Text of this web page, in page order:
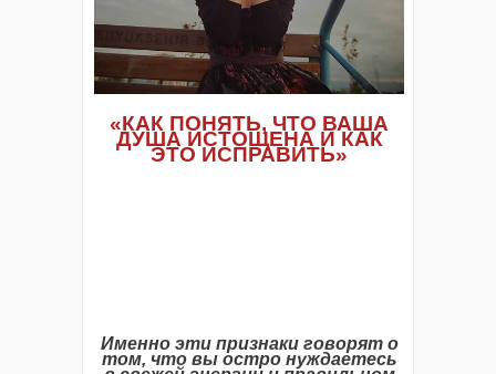
«КАК ПОНЯТЬ, ЧТО ВАША
ДУША ИСТОЩЕНА И КАК
ЭТО ИСПРАВИТЬ»
Именно эти признаки говорят о
том, что вы остро нуждаетесь